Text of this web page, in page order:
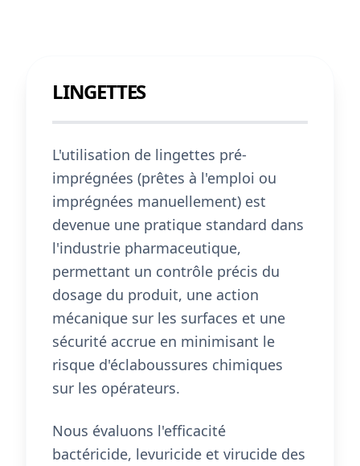
LINGETTES
L'utilisation de lingettes pré-
imprégnées (prêtes à l'emploi ou
imprégnées manuellement) est
devenue une pratique standard dans
l'industrie pharmaceutique,
permettant un contrôle précis du
dosage du produit, une action
mécanique sur les surfaces et une
sécurité accrue en minimisant le
risque d'éclaboussures chimiques
sur les opérateurs.
Nous évaluons l'efficacité
bactéricide, levuricide et virucide des